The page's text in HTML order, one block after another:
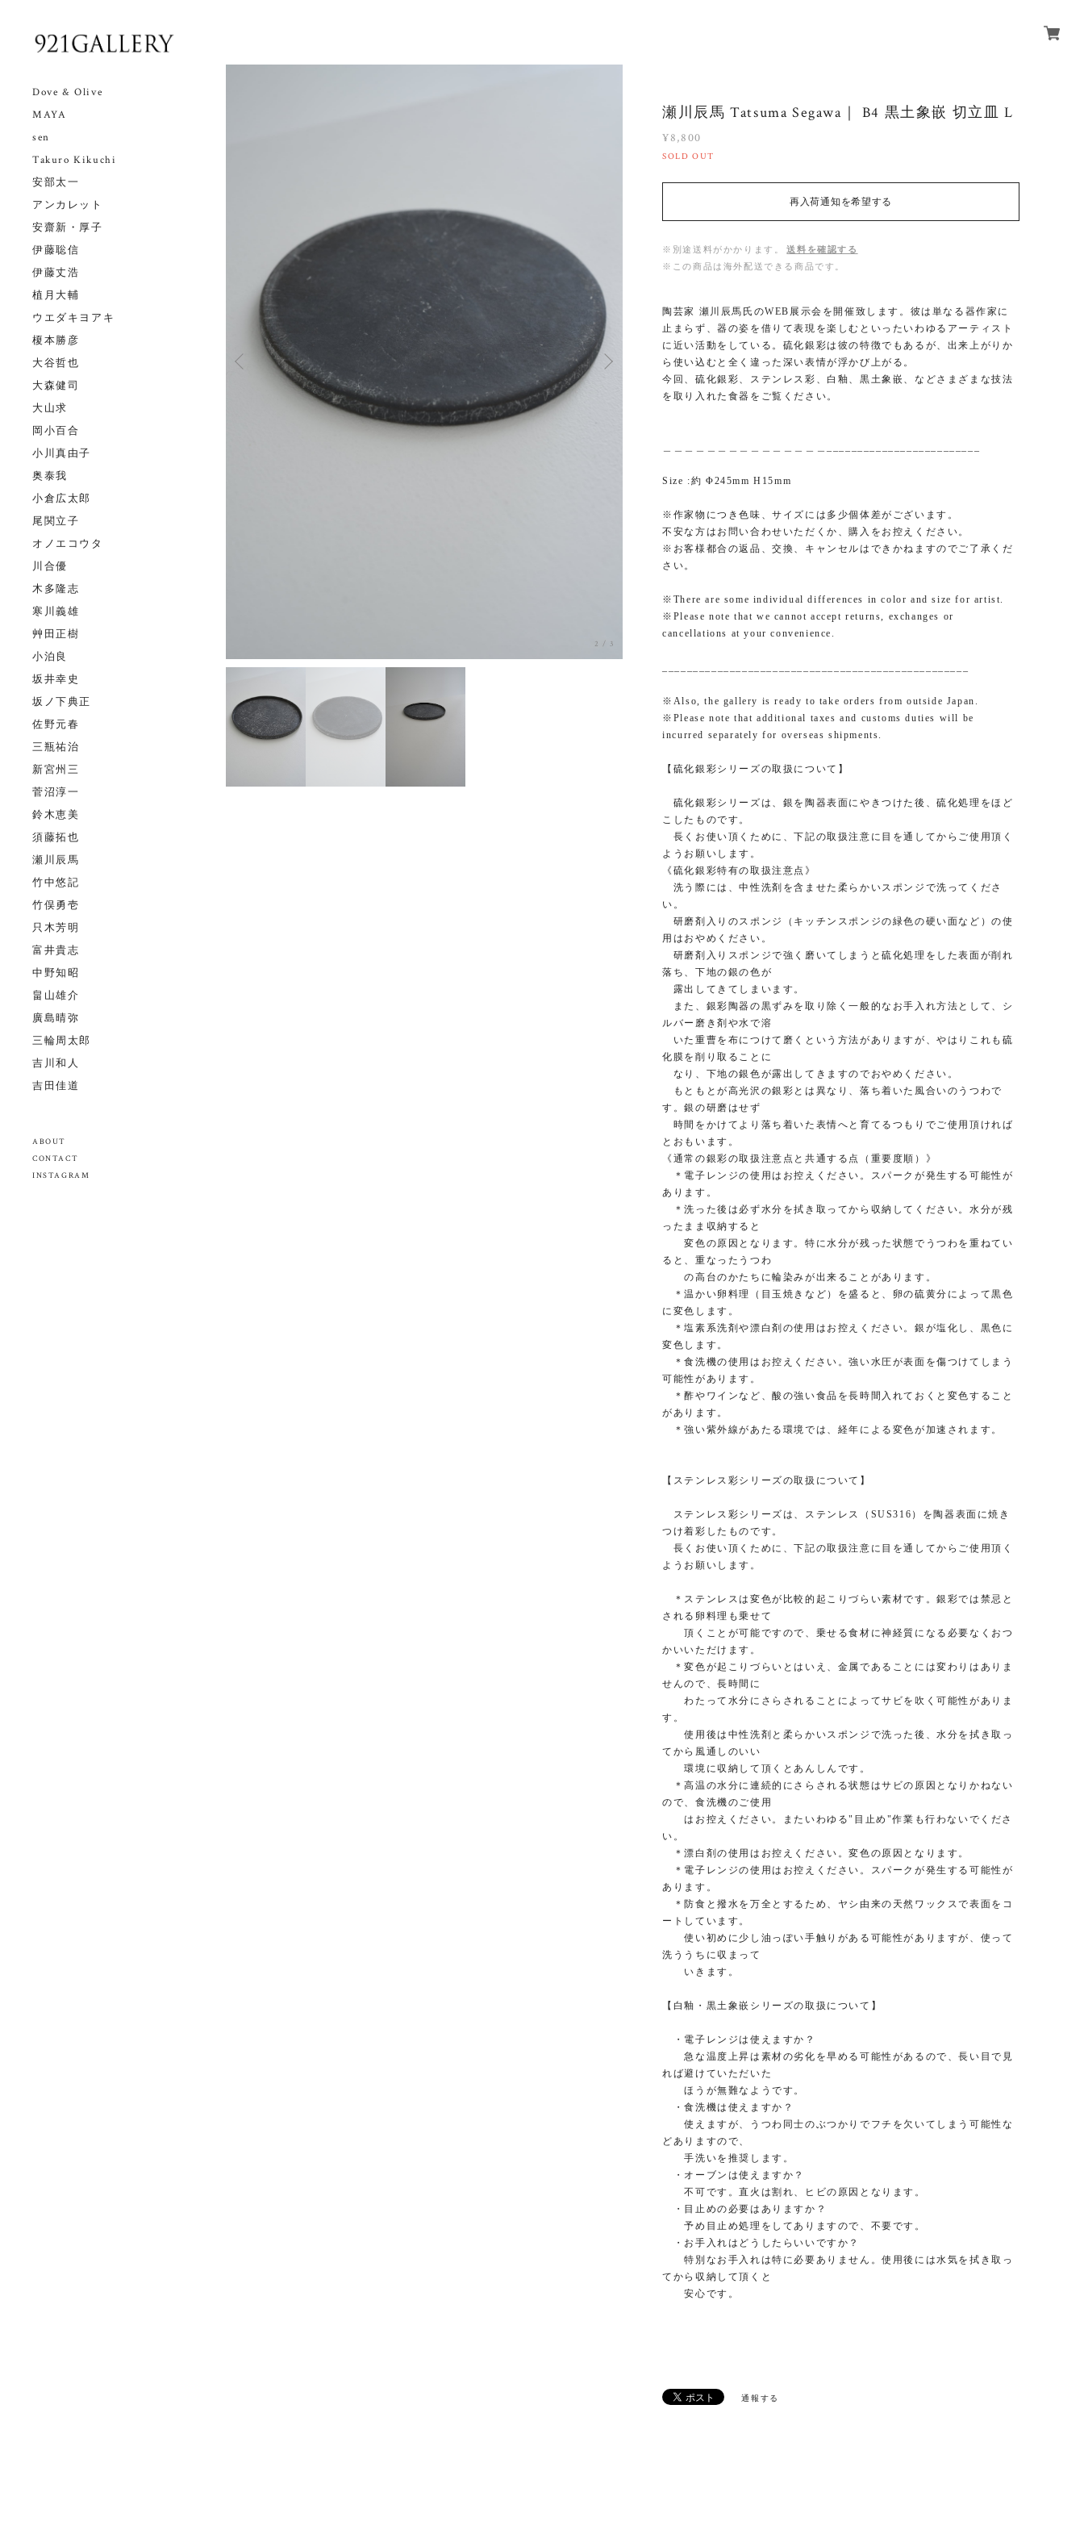
Dove & Olive
MAYA
sen
Takuro Kikuchi
安部太一
アンカレット
安齋新・厚子
伊藤聡信
伊藤丈浩
植月大輔
ウエダキヨアキ
榎本勝彦
大谷哲也
大森健司
大山求
岡小百合
小川真由子
奥泰我
小倉広太郎
尾関立子
オノエコウタ
川合優
木多隆志
寒川義雄
艸田正樹
小泊良
坂井幸史
坂ノ下典正
佐野元春
三瓶祐治
新宮州三
菅沼淳一
鈴木恵美
須藤拓也
瀬川辰馬
竹中悠記
竹俣勇壱
只木芳明
富井貴志
中野知昭
畠山雄介
廣島晴弥
三輪周太郎
吉川和人
吉田佳道
ABOUT
CONTACT
INSTAGRAM
3 /3
瀬川辰馬 Tatsuma Segawa｜ B4 黒土象嵌 切立皿 L
¥8,800
SOLD OUT
再入荷通知を希望する
※別途送料がかかります。
送料を確認する
※この商品は海外配送できる商品です。
陶芸家 瀬川辰馬氏のWEB展示会を開催致します。彼は単なる器作家に
止まらず、器の姿を借りて表現を楽しむといったいわゆるアーティスト
に近い活動をしている。硫化銀彩は彼の特徴でもあるが、出来上がりか
ら使い込むと全く違った深い表情が浮かび上がる。
今回、硫化銀彩、ステンレス彩、白釉、黒土象嵌、などさまざまな技法
を取り入れた食器をご覧ください。
Size :約 Φ245mm H15mm
※作家物につき色味、サイズには多少個体差がございます。
不安な方はお問い合わせいただくか、購入をお控えください。
※お客様都合の返品、交換、キャンセルはできかねますのでご了承くだ
さい。
※There are some individual differences in color and size for artist.
※Please note that we cannot accept returns, exchanges or
cancellations at your convenience.
※Also, the gallery is ready to take orders from outside Japan.
※Please note that additional taxes and customs duties will be
incurred separately for overseas shipments.
【硫化銀彩シリーズの取扱について】
硫化銀彩シリーズは、銀を陶器表面にやきつけた後、硫化処理をほど
こしたものです。
長くお使い頂くために、下記の取扱注意に目を通してからご使用頂く
ようお願いします。
《硫化銀彩特有の取扱注意点》
洗う際には、中性洗剤を含ませた柔らかいスポンジで洗ってくださ
い。
研磨剤入りのスポンジ（キッチンスポンジの緑色の硬い面など）の使
用はおやめください。
研磨剤入りスポンジで強く磨いてしまうと硫化処理をした表面が削れ
落ち、下地の銀の色が
露出してきてしまいます。
また、銀彩陶器の黒ずみを取り除く一般的なお手入れ方法として、シ
ルバー磨き剤や水で溶
いた重曹を布につけて磨くという方法がありますが、やはりこれも硫
化膜を削り取ることに
なり、下地の銀色が露出してきますのでおやめください。
もともとが高光沢の銀彩とは異なり、落ち着いた風合いのうつわで
す。銀の研磨はせず
時間をかけてより落ち着いた表情へと育てるつもりでご使用頂ければ
とおもいます。
《通常の銀彩の取扱注意点と共通する点（重要度順）》
＊電子レンジの使用はお控えください。スパークが発生する可能性が
あります。
＊洗った後は必ず水分を拭き取ってから収納してください。水分が残
ったまま収納すると
変色の原因となります。特に水分が残った状態でうつわを重ねてい
ると、重なったうつわ
の高台のかたちに輪染みが出来ることがあります。
＊温かい卵料理（目玉焼きなど）を盛ると、卵の硫黄分によって黒色
に変色します。
＊塩素系洗剤や漂白剤の使用はお控えください。銀が塩化し、黒色に
変色します。
＊食洗機の使用はお控えください。強い水圧が表面を傷つけてしまう
可能性があります。
＊酢やワインなど、酸の強い食品を長時間入れておくと変色すること
があります。
＊強い紫外線があたる環境では、経年による変色が加速されます。
【ステンレス彩シリーズの取扱について】
ステンレス彩シリーズは、ステンレス（SUS316）を陶器表面に焼き
つけ着彩したものです。
長くお使い頂くために、下記の取扱注意に目を通してからご使用頂く
ようお願いします。
＊ステンレスは変色が比較的起こりづらい素材です。銀彩では禁忌と
される卵料理も乗せて
頂くことが可能ですので、乗せる食材に神経質になる必要なくおつ
かいいただけます。
＊変色が起こりづらいとはいえ、金属であることには変わりはありま
せんので、長時間に
わたって水分にさらされることによってサビを吹く可能性がありま
す。
使用後は中性洗剤と柔らかいスポンジで洗った後、水分を拭き取っ
てから風通しのいい
環境に収納して頂くとあんしんです。
＊高温の水分に連続的にさらされる状態はサビの原因となりかねない
ので、食洗機のご使用
はお控えください。またいわゆる"目止め"作業も行わないでくださ
い。
＊漂白剤の使用はお控えください。変色の原因となります。
＊電子レンジの使用はお控えください。スパークが発生する可能性が
あります。
＊防食と撥水を万全とするため、ヤシ由来の天然ワックスで表面をコ
ートしています。
使い初めに少し油っぽい手触りがある可能性がありますが、使って
洗ううちに収まって
いきます。
【白釉・黒土象嵌シリーズの取扱について】
・電子レンジは使えますか？
急な温度上昇は素材の劣化を早める可能性があるので、長い目で見
れば避けていただいた
ほうが無難なようです。
・食洗機は使えますか？
使えますが、うつわ同士のぶつかりでフチを欠いてしまう可能性な
どありますので、
手洗いを推奨します。
・オーブンは使えますか？
不可です。直火は割れ、ヒビの原因となります。
・目止めの必要はありますか？
予め目止め処理をしてありますので、不要です。
・お手入れはどうしたらいいですか？
特別なお手入れは特に必要ありません。使用後には水気を拭き取っ
てから収納して頂くと
安心です。
通報する